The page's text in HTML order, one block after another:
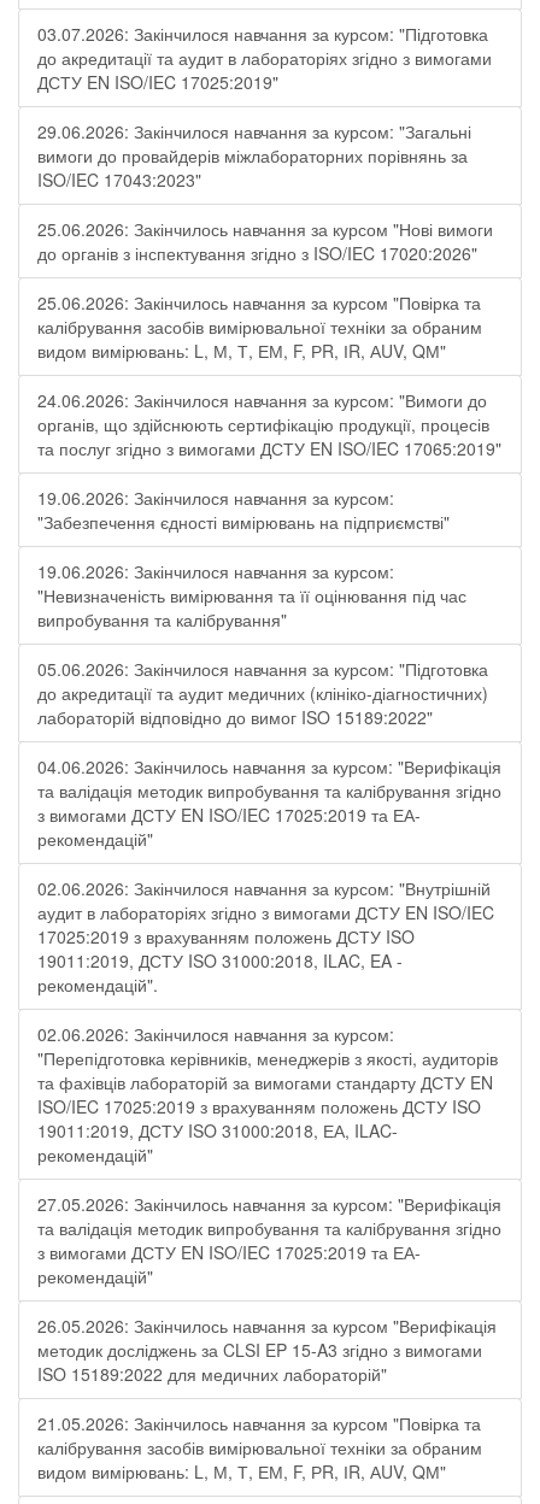
03.07.2026: Закінчилося навчання за курсом: "Підготовка
до акредитації та аудит в лабораторіях згідно з вимогами
ДСТУ EN ISO/IEC 17025:2019"
29.06.2026: Закінчилося навчання за курсом: "Загальні
вимоги до провайдерів міжлабораторних порівнянь за
ISO/IEC 17043:2023"
25.06.2026: Закінчилось навчання за курсом "Нові вимоги
до органів з інспектування згідно з ISO/IEC 17020:2026"
25.06.2026: Закінчилось навчання за курсом "Повірка та
калібрування засобів вимірювальної техніки за обраним
видом вимірювань: L, М, Т, ЕМ, F, РR, ІR, АUV, QМ"
24.06.2026: Закінчилося навчання за курсом: "Вимоги до
органів, що здійснюють сертифікацію продукції, процесів
та послуг згідно з вимогами ДСТУ EN ISO/IEC 17065:2019"
19.06.2026: Закінчилося навчання за курсом:
"Забезпечення єдності вимірювань на підприємстві"
19.06.2026: Закінчилося навчання за курсом:
"Невизначеність вимірювання та її оцінювання під час
випробування та калібрування"
05.06.2026: Закінчилося навчання за курсом: "Підготовка
до акредитації та аудит медичних (клініко-діагностичних)
лабораторій відповідно до вимог ISO 15189:2022"
04.06.2026: Закінчилось навчання за курсом: "Верифікація
та валідація методик випробування та калібрування згідно
з вимогами ДСТУ EN ISO/IEC 17025:2019 та ЕА-
рекомендацій"
02.06.2026: Закінчилося навчання за курсом: "Внутрішній
аудит в лабораторіях згідно з вимогами ДСТУ EN ISO/IEC
17025:2019 з врахуванням положень ДСТУ ISO
19011:2019, ДСТУ ISO 31000:2018, ILAC, EA -
рекомендацій".
02.06.2026: Закінчилося навчання за курсом:
"Перепідготовка керівників, менеджерів з якості, аудиторів
та фахівців лабораторій за вимогами стандарту ДСТУ EN
ISO/IEC 17025:2019 з врахуванням положень ДСТУ ISO
19011:2019, ДСТУ ISO 31000:2018, ЕА, ILAC-
рекомендацій"
27.05.2026: Закінчилось навчання за курсом: "Верифікація
та валідація методик випробування та калібрування згідно
з вимогами ДСТУ EN ISO/IEC 17025:2019 та ЕА-
рекомендацій"
26.05.2026: Закінчилось навчання за курсом "Верифікація
методик досліджень за CLSI EP 15-A3 згідно з вимогами
ISO 15189:2022 для медичних лабораторій"
21.05.2026: Закінчилось навчання за курсом "Повірка та
калібрування засобів вимірювальної техніки за обраним
видом вимірювань: L, М, Т, ЕМ, F, РR, ІR, АUV, QМ"